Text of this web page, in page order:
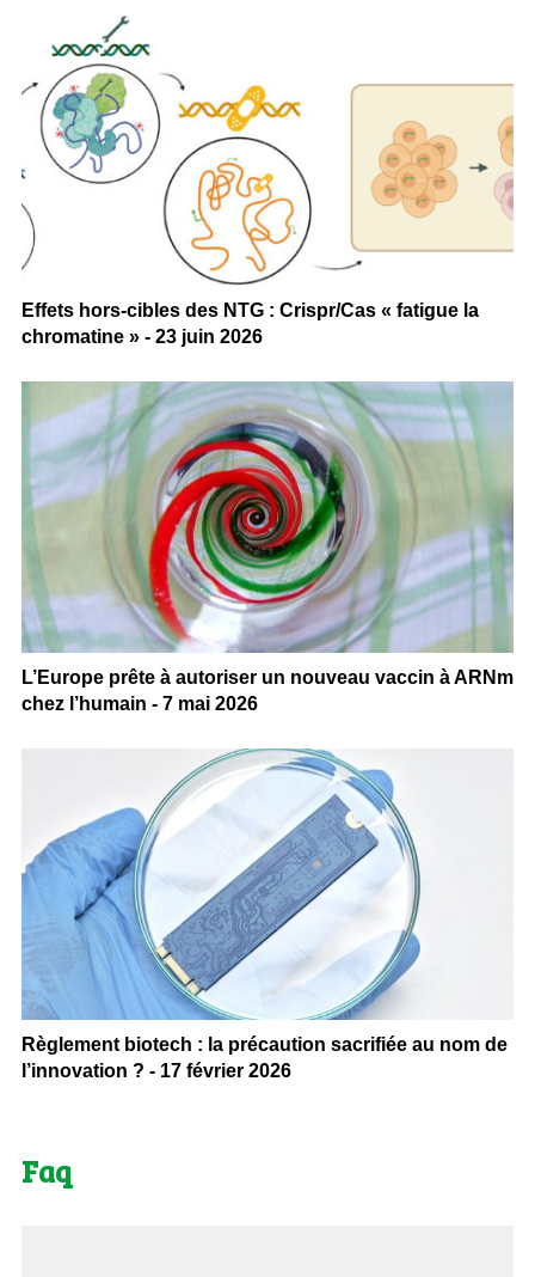
Effets hors-cibles des NTG : Crispr/Cas « fatigue la
chromatine » - 23 juin 2026
L’Europe prête à autoriser un nouveau vaccin à ARNm
chez l’humain - 7 mai 2026
Règlement biotech : la précaution sacrifiée au nom de
l’innovation ? - 17 février 2026
Faq